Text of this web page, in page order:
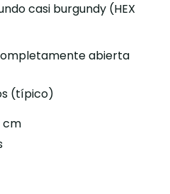
casi burgundy (HEX
abierta
(típico)
cm